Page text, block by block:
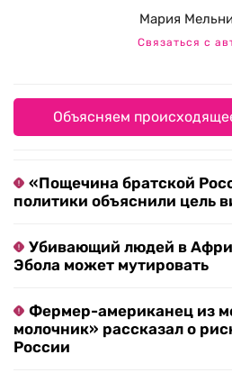
Мария
Связаться с
Объясняем
«Пощечина братской
политики объяснили цель
Убивающий людей в
Эбола может мутировать
Фермер-американец из
молочник» рассказал о
России